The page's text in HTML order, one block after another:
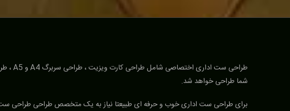
شما طراحی خواهد شد.
برای طراحی ست اداری خوب و حرفه ای طبیعتا نیاز به یک متخصص طراحی طراحی